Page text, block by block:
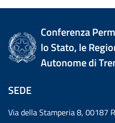
Conferenza
lo Stato, le
Autonome di
SEDE
Via della Stamperia 8, 00187